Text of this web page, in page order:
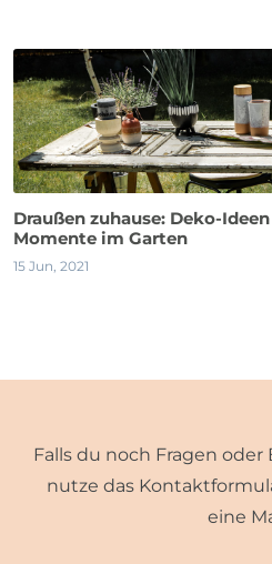
Draußen zuhause: Deko-
Momente im Garten
15 Jun, 2021
Falls du noch Fragen
nutze das
eine